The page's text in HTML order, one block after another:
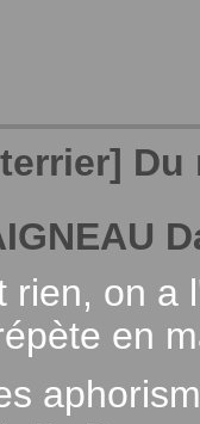
rien, on a
en